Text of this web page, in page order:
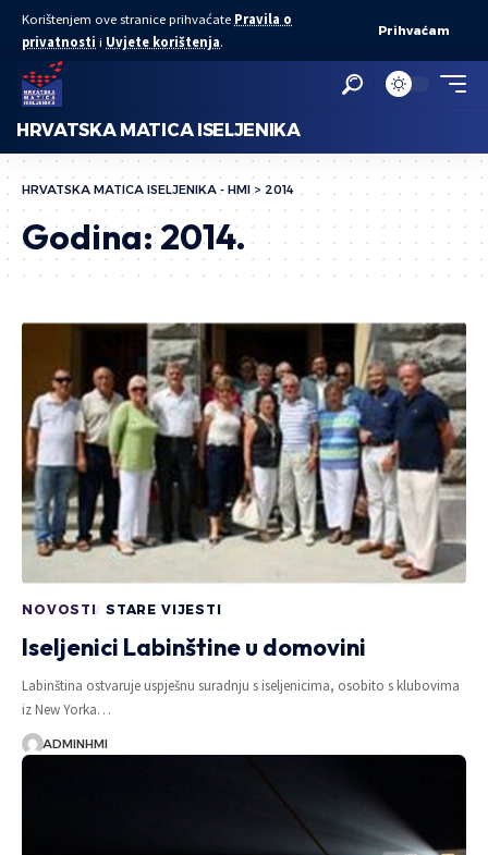
Korištenjem ove stranice prihvaćate Pravila o
privatnosti i Uvjete korištenja.
Prihvaćam
HRVATSKA MATICA ISELJENIKA
HRVATSKA MATICA ISELJENIKA - HMI> 2014
Godina:2014.
NOVOSTI STARE VIJESTI
Iseljenici Labinštine u domovini
Labinština ostvaruje uspješnu suradnju s iseljenicima, osobito s klubovima
iz New Yorka…
ADMINHMI